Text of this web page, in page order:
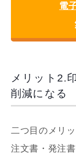
電
メリット2.
削減になる
二つ目のメリ
注文書・発注